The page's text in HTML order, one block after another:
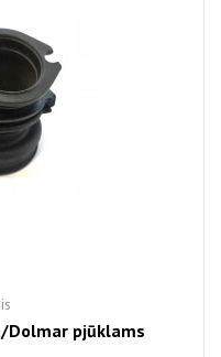
Dolmar pjūklams